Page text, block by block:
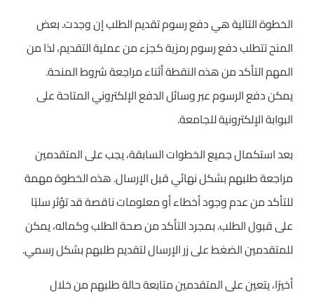
الخطوة التالية هي دفع رسوم تقديم الطلب إن وجدت. بعض
المنح تتطلب دفع رسوم رمزية كجزء من عملية التقديم، لذا من
المهم التأكد من هذه النقطة أثناء مراجعة شروط المنحة.
يمكن دفع الرسوم عبر وسائل الدفع الإلكتروني المتاحة على
البوابة الإلكترونية للجامعة.
بعد استكمال جميع الخطوات السابقة، يجب على المتقدمين
مراجعة طلبهم بشكل نهائي قبل الإرسال. هذه الخطوة مهمة
للتأكد من عدم وجود أخطاء أو معلومات ناقصة قد تؤثر سلبًا
على قبول الطلب. بمجرد التأكد من صحة الطلب وكماله، يمكن
للمتقدمين الضغط على زر الإرسال لتقديم طلبهم بشكل رسمي.
أخيرًا، يتعين على المتقدمين متابعة حالة طلبهم من خلال